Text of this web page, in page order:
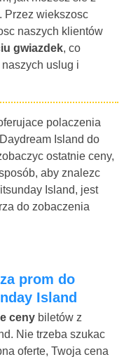
Przez wiekszosc
naszych klientów
gwiazdek, co
uslug i
polaczenia
Island do
ostatnie ceny,
aby znalezc
Island, jest
do zobaczenia
Island
ceny biletów z
Nie trzeba szukac
oferte, Twoja cena